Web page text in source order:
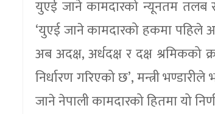
युएई जाने कामदारको न्यूनतम तलब
‘युएई जाने कामदारको हकमा
अब अदक्ष, अर्धदक्ष र दक्ष
निर्धारण गरिएको छ’, मन्त्री
जाने नेपाली कामदारको हितमा यो